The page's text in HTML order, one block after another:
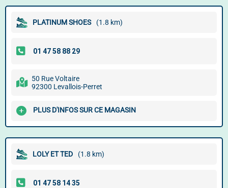
PLATINUM SHOES (1.8 km)
50 Rue Voltaire
92300 Levallois-Perret
PLUS D'INFOS SUR CE MAGASIN
LOLY ET TED (1.8 km)